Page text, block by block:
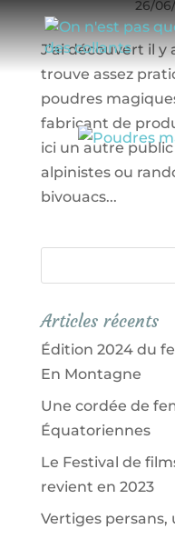
26/
J’ai découvert il
trouve assez
poudres
fabricant de
ici un autre
alpinistes ou
bivouacs...
Articles récents
Édition 2024 du
En Montagne
Une cordée de
Équatoriennes
Le Festival de
revient en 2023
Vertiges persans,